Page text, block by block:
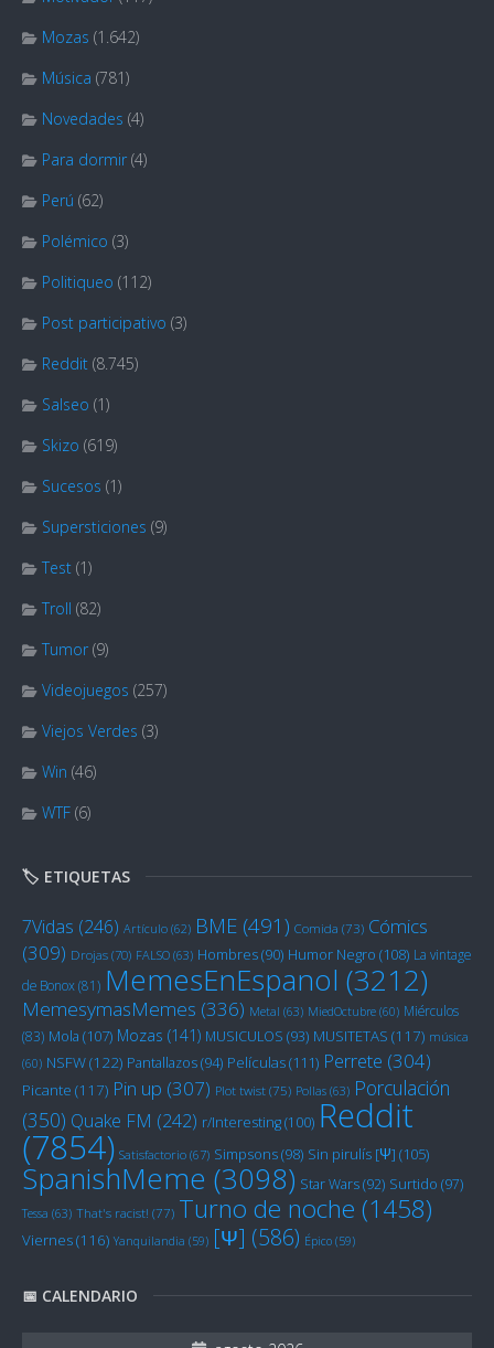
Mozas (1.642)
Música (781)
Novedades (4)
Para dormir (4)
Perú (62)
Polémico (3)
Politiqueo (112)
Post participativo (3)
Reddit (8.745)
Salseo (1)
Skizo (619)
Sucesos (1)
Supersticiones (9)
Test (1)
Troll (82)
Tumor (9)
Videojuegos (257)
Viejos Verdes (3)
Win (46)
WTF (6)
🏷️ ETIQUETAS
7Vidas (246) Artículo (62) BME (491) Comida (73) Cómics
(309) Drojas (70) FALSO (63) Hombres(90) Humor Negro (108) La vintage
de Bonox(81) MemesEnEspanol (3212)
MemesymasMemes (336) Metal (63) MiedOctubre (60) Miérculos
(83) Mola (107) Mozas (141) MUSICULOS (93) MUSITETAS (117) música
(60) NSFW(122) Pantallazos(94) Películas(111) Perrete (304)
Picante (117) Pin up (307) Plot twist (75) Pollas (63) Porculación
(350) Quake FM (242) r/Interesting(100) Reddit
(7854) Satisfactorio (67) Simpsons(98) Sin pirulís [Ψ] (105)
SpanishMeme (3098) Star Wars(92) Surtido (97)
Tessa (63) That's racist! (77) Turno de noche (1458)
Viernes(116) Yanquilandia (59) [Ψ] (586) Épico (59)
📅 CALENDARIO